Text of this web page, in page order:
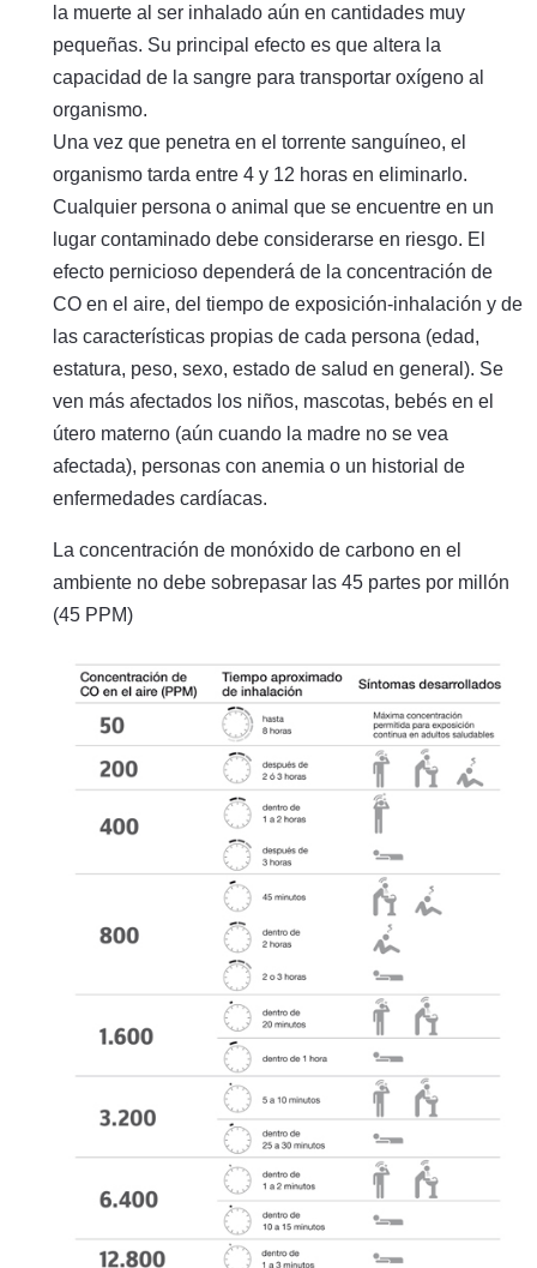
la muerte al ser inhalado aún en cantidades muy
pequeñas. Su principal efecto es que altera la
capacidad de la sangre para transportar oxígeno al
organismo.
Una vez que penetra en el torrente sanguíneo, el
organismo tarda entre 4 y 12 horas en eliminarlo.
Cualquier persona o animal que se encuentre en un
lugar contaminado debe considerarse en riesgo. El
efecto pernicioso dependerá de la concentración de
CO en el aire, del tiempo de exposición-inhalación y de
las características propias de cada persona (edad,
estatura, peso, sexo, estado de salud en general). Se
ven más afectados los niños, mascotas, bebés en el
útero materno (aún cuando la madre no se vea
afectada), personas con anemia o un historial de
enfermedades cardíacas.
La concentración de monóxido de carbono en el
ambiente no debe sobrepasar las 45 partes por millón
(45 PPM)